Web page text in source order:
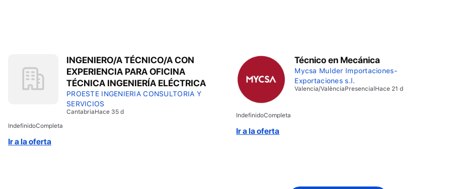
INGENIERO/A TÉCNICO/A CON
EXPERIENCIA PARA OFICINA
TÉCNICA INGENIERÍA ELÉCTRICA
PROESTE INGENIERIA CONSULTORIA Y
SERVICIOS
CantabriaHace 35 d
IndefinidoCompleta
Ir a la oferta
Técnico en Mecánica
Mycsa Mulder Importaciones-
Exportaciones s.l.
Valencia/ValènciaPresencialHace 21 d
IndefinidoCompleta
Ir a la oferta